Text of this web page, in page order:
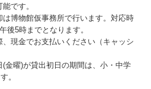
です。
は博物館仮事務所で行います。対応時
後5時までとなります。
現金でお支払いください（キャッシ
曜)が貸出初日の期間は、小・中学
。